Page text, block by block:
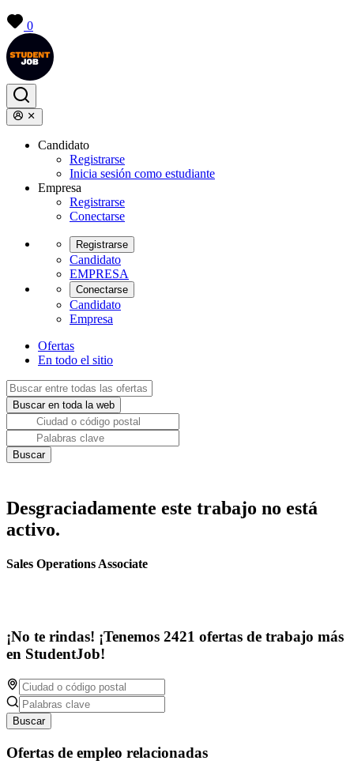
0
Candidato
Registrarse
Inicia sesión como estudiante
Empresa
Registrarse
Conectarse
Registrarse
Candidato
EMPRESA
Conectarse
Candidato
Empresa
Ofertas
En todo el sitio
Desgraciadamente este trabajo no está
activo.
Sales Operations Associate
¡No te rindas! ¡Tenemos 2421 ofertas de trabajo más
en StudentJob!
Buscar
Ofertas de empleo relacionadas